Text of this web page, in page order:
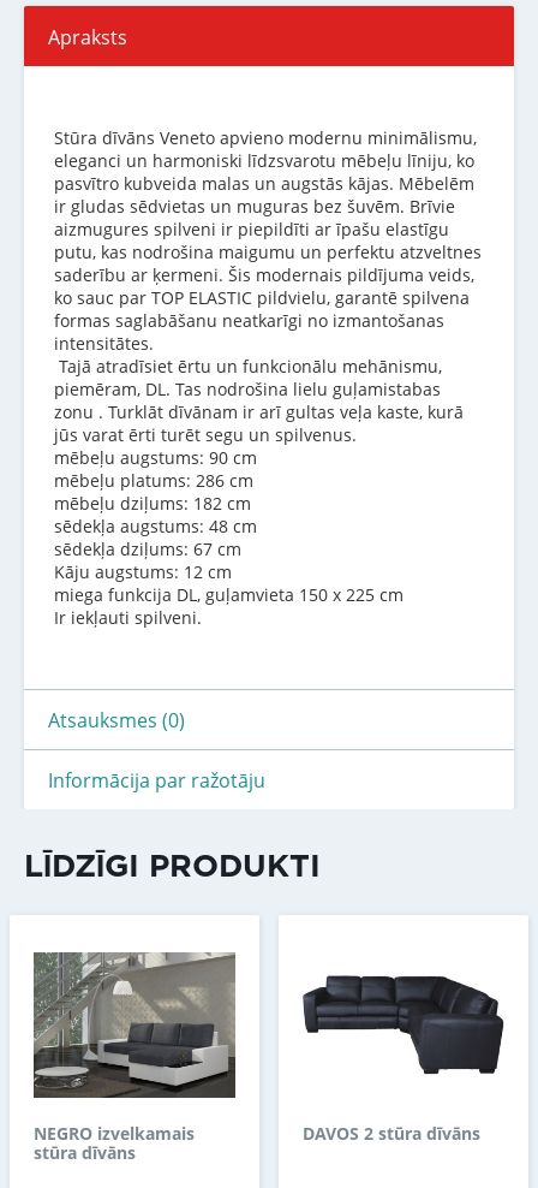
Apraksts
Stūra dīvāns Veneto apvieno modernu minimālismu,
eleganci un harmoniski līdzsvarotu mēbeļu līniju, ko
pasvītro kubveida malas un augstās kājas. Mēbelēm
ir gludas sēdvietas un muguras bez šuvēm. Brīvie
aizmugures spilveni ir piepildīti ar īpašu elastīgu
putu, kas nodrošina maigumu un perfektu atzveltnes
saderību ar ķermeni. Šis modernais pildījuma veids,
ko sauc par TOP ELASTIC pildvielu, garantē spilvena
formas saglabāšanu neatkarīgi no izmantošanas
intensitātes.
Tajā atradīsiet ērtu un funkcionālu mehānismu,
piemēram, DL. Tas nodrošina lielu guļamistabas
zonu . Turklāt dīvānam ir arī gultas veļa kaste, kurā
jūs varat ērti turēt segu un spilvenus.
mēbeļu augstums: 90 cm
mēbeļu platums: 286 cm
mēbeļu dziļums: 182 cm
sēdekļa augstums: 48 cm
sēdekļa dziļums: 67 cm
Kāju augstums: 12 cm
miega funkcija DL, guļamvieta 150 x 225 cm
Ir iekļauti spilveni.
Atsauksmes (0)
Informācija par ražotāju
LĪDZĪGI PRODUKTI
NEGRO izvelkamais
stūra dīvāns
DAVOS 2 stūra dīvāns